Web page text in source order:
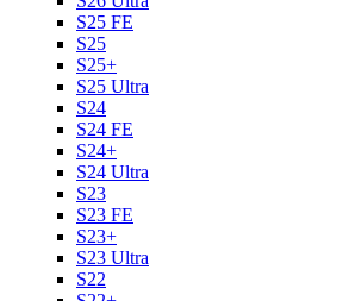
S25 FE
S25
S25+
S25 Ultra
S24
S24 FE
S24+
S24 Ultra
S23
S23 FE
S23+
S23 Ultra
S22